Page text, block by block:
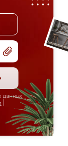
данных